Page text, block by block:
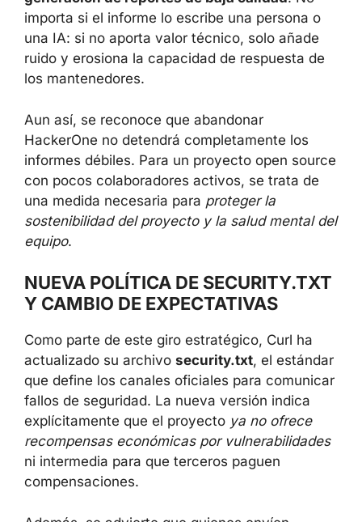
importa si el informe lo escribe una persona o
una IA: si no aporta valor técnico, solo añade
ruido y erosiona la capacidad de respuesta de
los mantenedores.
Aun así, se reconoce que abandonar
HackerOne no detendrá completamente los
informes débiles. Para un proyecto open source
con pocos colaboradores activos, se trata de
una medida necesaria para proteger la
sostenibilidad del proyecto y la salud mental del
equipo.
NUEVA POLÍTICA DE SECURITY.TXT
Y CAMBIO DE EXPECTATIVAS
Como parte de este giro estratégico, Curl ha
actualizado su archivo security.txt, el estándar
que define los canales oficiales para comunicar
fallos de seguridad. La nueva versión indica
explícitamente que el proyecto ya no ofrece
recompensas económicas por vulnerabilidades
ni intermedia para que terceros paguen
compensaciones.